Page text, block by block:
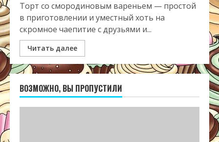
Торт со смородиновым вареньем — простой
в приготовлении и уместный хоть на
скромное чаепитие с друзьями и...
Читать далее
ВОЗМОЖНО, ВЫ ПРОПУСТИЛИ